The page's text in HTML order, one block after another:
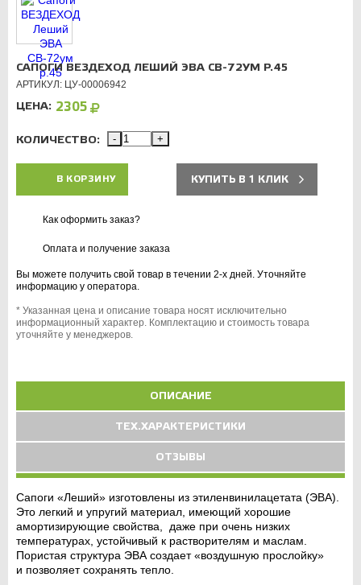
САПОГИ ВЕЗДЕХОД ЛЕШИЙ ЭВА СВ-72УМ Р.45
АРТИКУЛ: ЦУ-00006942
ЦЕНА: 2305
КОЛИЧЕСТВО: - +
В КОРЗИНУ КУПИТЬ В 1 КЛИК
Как оформить заказ?
Оплата и получение заказа
Вы можете получить свой товар в течении 2-х дней. Уточняйте
информацию у оператора.
* Указанная цена и описание товара носят исключительно
информационный характер. Комплектацию и стоимость товара
уточняйте у менеджеров.
ОПИСАНИЕ
ТЕХ.ХАРАКТЕРИСТИКИ
ОТЗЫВЫ
Сапоги «Леший» изготовлены из этиленвинилацетата (ЭВА).
Это легкий и упругий материал, имеющий хорошие
амортизирующие свойства, даже при очень низких
температурах, устойчивый к растворителям и маслам.
Пористая структура ЭВА создает «воздушную прослойку»
и позволяет сохранять тепло.